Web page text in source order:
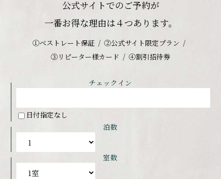
公式サイトでのご予約が
一番お得な理由は４つあります。
①ベストレート保証
②公式サイト限定プラン
③リピーター様カード
④割引招待券
チェックイン
日付指定なし
泊数
室数